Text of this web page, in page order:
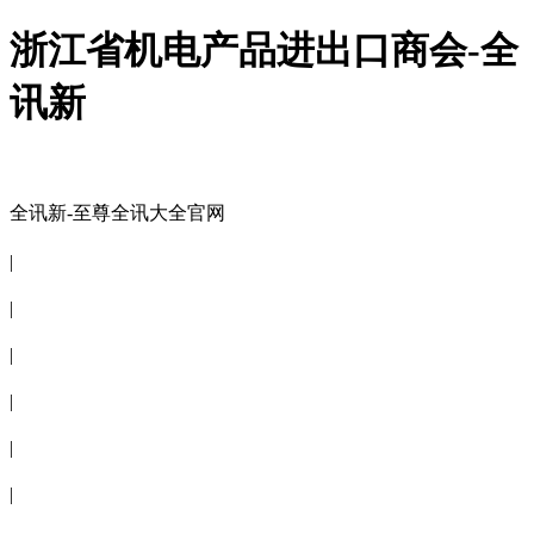
浙江省机电产品进出口商会-全
讯新
全讯新-至尊全讯大全官网
|
|
|
|
|
|